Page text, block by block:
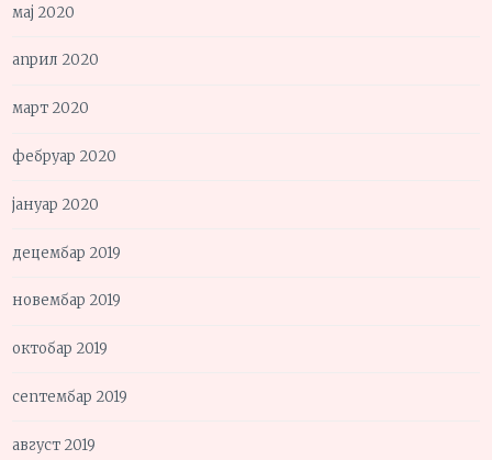
мај 2020
април 2020
март 2020
фебруар 2020
јануар 2020
децембар 2019
новембар 2019
октобар 2019
септембар 2019
август 2019